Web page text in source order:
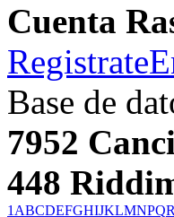
Cuenta
Registrate
Base de
7952
448
1 ABCDEFGHIJKLMNPQR